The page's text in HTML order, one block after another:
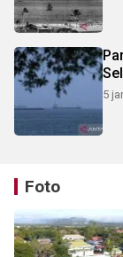
5
Foto